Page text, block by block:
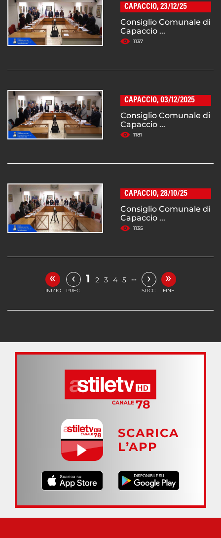
CAPACCIO, 23/12/25
Consiglio Comunale di
Capaccio ...
1137
CAPACCIO, 03/12/2025
Consiglio Comunale di
Capaccio ...
1181
CAPACCIO, 28/10/25
Consiglio Comunale di
Capaccio ...
1135
«
INIZIO
‹
PREC.
1 2 3 4 5 … ›
SUCC.
»
FINE
SCARICA
L’APP